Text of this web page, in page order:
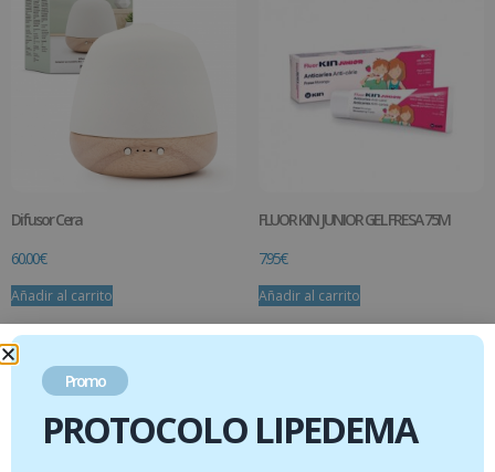
Difusor Cera
60.00€
Añadir al carrito
FLUOR KIN JUNIOR GEL FRESA 75M
7.95€
Añadir al carrito
Promo
PROTOCOLO LIPEDEMA